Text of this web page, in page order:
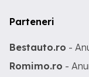
Parteneri
Bestauto.ro -
Romimo.ro -